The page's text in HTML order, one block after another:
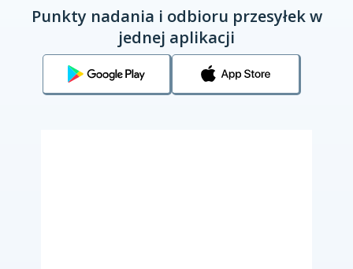
Punkty nadania i odbioru przesyłek w
jednej aplikacji